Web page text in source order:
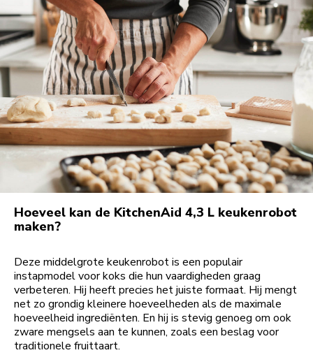
Hoeveel kan de KitchenAid 4,3 L keukenrobot
maken?
Deze middelgrote keukenrobot is een populair
instapmodel voor koks die hun vaardigheden graag
verbeteren. Hij heeft precies het juiste formaat. Hij mengt
net zo grondig kleinere hoeveelheden als de maximale
hoeveelheid ingrediënten. En hij is stevig genoeg om ook
zware mengsels aan te kunnen, zoals een beslag voor
traditionele fruittaart.